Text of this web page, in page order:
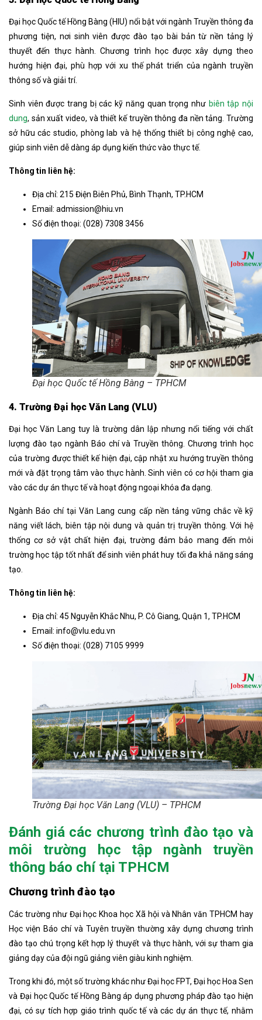
Đại học Quốc tế Hồng Bàng (HIU) nổi bật với ngành Truyền thông đa
phương tiện, nơi sinh viên được đào tạo bài bản từ nền tảng lý
thuyết đến thực hành. Chương trình học được xây dựng theo
hướng hiện đại, phù hợp với xu thế phát triển của ngành truyền
thông số và giải trí.
Sinh viên được trang bị các kỹ năng quan trọng như biên tập nội
dung, sản xuất video, và thiết kế truyền thông đa nền tảng. Trường
sở hữu các studio, phòng lab và hệ thống thiết bị công nghệ cao,
giúp sinh viên dễ dàng áp dụng kiến thức vào thực tế.
Thông tin liên hệ:
Địa chỉ: 215 Điện Biên Phủ, Bình Thạnh, TP.HCM
Email: admission@hiu.vn
Số điện thoại: (028) 7308 3456
Đại học Quốc tế Hồng Bàng – TPHCM
4. Trường Đại học Văn Lang (VLU)
Đại học Văn Lang tuy là trường dân lập nhưng nổi tiếng với chất
lượng đào tạo ngành Báo chí và Truyền thông. Chương trình học
của trường được thiết kế hiện đại, cập nhật xu hướng truyền thông
mới và đặt trọng tâm vào thực hành. Sinh viên có cơ hội tham gia
vào các dự án thực tế và hoạt động ngoại khóa đa dạng.
Ngành Báo chí tại Văn Lang cung cấp nền tảng vững chắc về kỹ
năng viết lách, biên tập nội dung và quản trị truyền thông. Với hệ
thống cơ sở vật chất hiện đại, trường đảm bảo mang đến môi
trường học tập tốt nhất để sinh viên phát huy tối đa khả năng sáng
tạo.
Thông tin liên hệ:
Địa chỉ: 45 Nguyễn Khắc Nhu, P. Cô Giang, Quận 1, TP.HCM
Email: info@vlu.edu.vn
Số điện thoại: (028) 7105 9999
Trường Đại học Văn Lang (VLU) – TPHCM
Đánh giá các chương trình đào tạo và
môi trường học tập ngành truyền
thông báo chí tại TPHCM
Chương trình đào tạo
Các trường như Đại học Khoa học Xã hội và Nhân văn TPHCM hay
Học viện Báo chí và Tuyên truyền thường xây dựng chương trình
đào tạo chú trọng kết hợp lý thuyết và thực hành, với sự tham gia
giảng dạy của đội ngũ giảng viên giàu kinh nghiệm.
Trong khi đó, một số trường khác như Đại học FPT, Đại học Hoa Sen
và Đại học Quốc tế Hồng Bàng áp dụng phương pháp đào tạo hiện
đại, có sự tích hợp giáo trình quốc tế và các dự án thực tế, nhằm